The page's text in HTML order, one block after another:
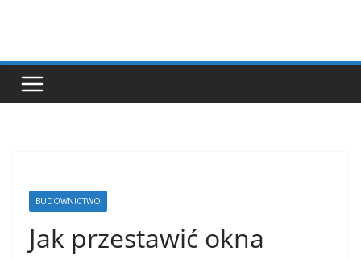
BUDOWNICTWO
Jak przestawić okna